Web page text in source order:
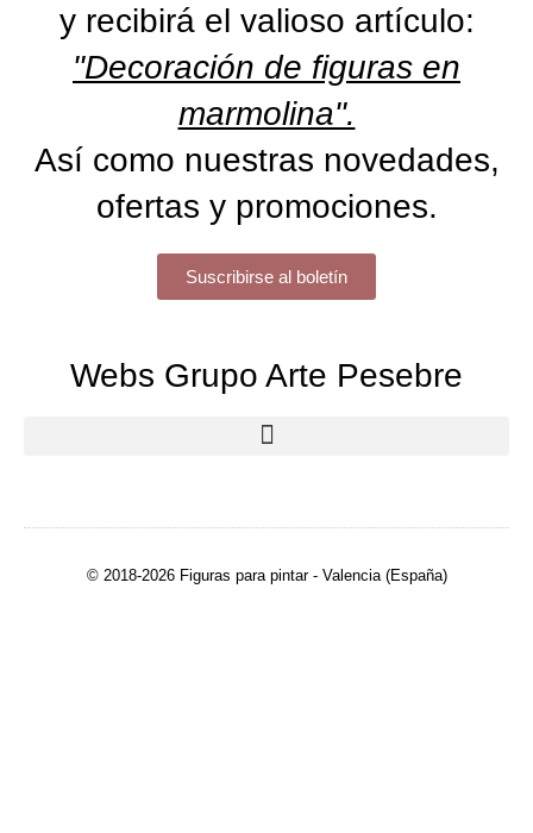
y recibirá el valioso artículo:
"Decoración de figuras en
marmolina".
Así como nuestras novedades,
ofertas y promociones.
Suscribirse al boletín
Webs Grupo Arte Pesebre
© 2018-2026 Figuras para pintar - Valencia (España)